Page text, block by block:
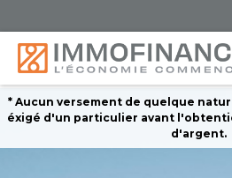
* Aucun versement de quelque
éxigé d'un particulier avant
d'argent.